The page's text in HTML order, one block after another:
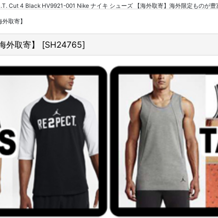
Cut 4 Black HV9921-001 Nike ナイキ シューズ 【海外取寄】海外限定ものが豊
取寄】
取寄】 [SH24765]